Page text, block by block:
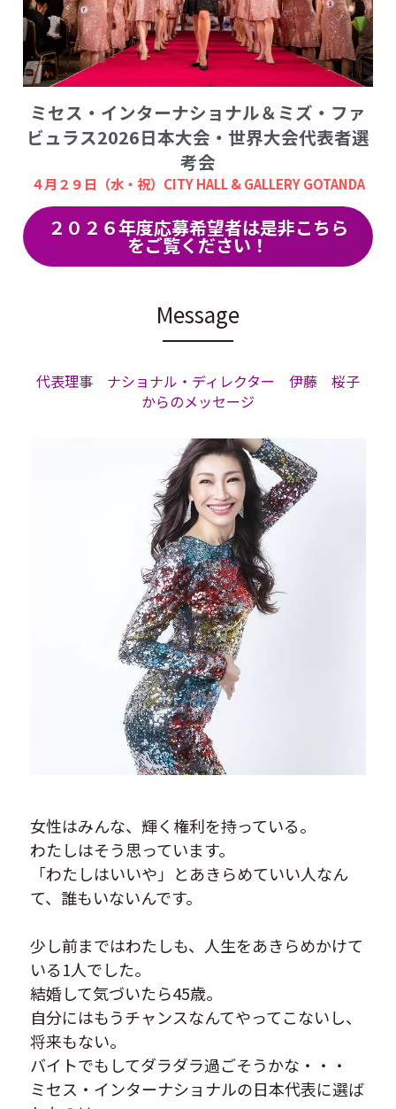
ミセス・インターナショナル＆ミズ・ファ
ビュラス2026日本大会・世界大会代表者選
考会
４月２９日（水・祝）CITY HALL & GALLERY GOTANDA
２０２６年度応募希望者は是非こちら
をご覧ください！
Message
代表理事　ナショナル・ディレクター　伊藤　桜子
からのメッセージ
女性はみんな、輝く権利を持っている。
わたしはそう思っています。
「わたしはいいや」とあきらめていい人なん
て、誰もいないんです。
少し前まではわたしも、人生をあきらめかけて
いる1人でした。
結婚して気づいたら45歳。
自分にはもうチャンスなんてやってこないし、
将来もない。
バイトでもしてダラダラ過ごそうかな・・・
ミセス・インターナショナルの日本代表に選ば